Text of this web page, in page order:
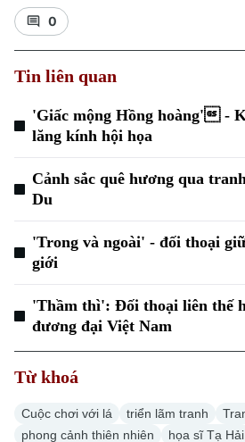
Chuyên mục
Thời sự
Hà Nội
0
Tin liên quan
'Giấc mộng Hồng hoàng' -
lăng kính hội họa
Cảnh sắc quê hương qua
Du
'Trong và ngoài' - đối thoại
giới
'Thầm thì': Đối thoại liên thế
đương đại Việt Nam
Từ khoá
Cuộc chơi với lá triển lãm tranh
phong cảnh thiên nhiên
họa sĩ Tạ Hải